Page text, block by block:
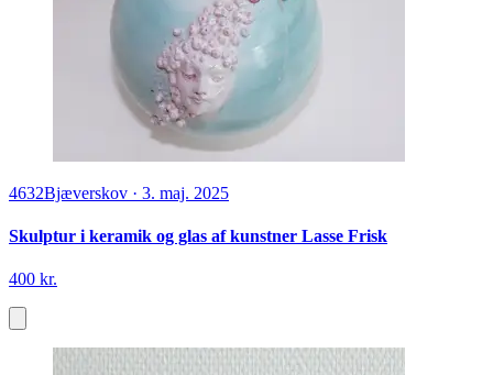
4632Bjæverskov · 3. maj. 2025
Skulptur i keramik og glas af kunstner Lasse Frisk
400 kr.